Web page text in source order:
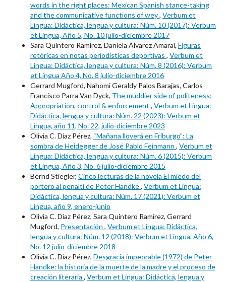
words in the right places: Mexican Spanish stance-taking
and the communicative functions of wey, Verbum et
Lingua: Didáctica, lengua y cultura: Núm. 10 (2017): Verbum
et Lingua, Año 5, No. 10 julio-diciembre 2017
Sara Quintero Ramírez, Daniela Álvarez Amaral, Figuras
retóricas en notas periodísticas deportivas , Verbum et
Lingua: Didáctica, lengua y cultura: Núm. 8 (2016): Verbum
et Lingua Año 4, No. 8 julio-diciembre 2016
Gerrard Mugford, Nahomi Geraldy Palos Barajas, Carlos
Francisco Parra Van Dyck, The muddier side of politeness:
Appropriation, control & enforcement , Verbum et Lingua:
Didáctica, lengua y cultura: Núm. 22 (2023): Verbum et
Lingua, año 11, No. 22, julio-diciembre 2023
Olivia C. Díaz Pérez, “Mañana lloverá en Friburgo”: La
sombra de Heidegger de José Pablo Feinmann , Verbum et
Lingua: Didáctica, lengua y cultura: Núm. 6 (2015): Verbum
et Lingua, Año 3, No. 6 julio-diciembre 2015
Bernd Stiegler, Cinco lecturas de la novela El miedo del
portero al penalti de Peter Handke, Verbum et Lingua:
Didáctica, lengua y cultura: Núm. 17 (2021): Verbum et
Lingua, año 9, enero-junio
Olivia C. Díaz Pérez, Sara Quintero Ramírez, Gerrard
Mugford, Presentación , Verbum et Lingua: Didáctica,
lengua y cultura: Núm. 12 (2018): Verbum et Lingua, Año 6,
No. 12 julio-diciembre 2018
Olivia C. Díaz Pérez, Desgracia impeorable (1972) de Peter
Handke: la historia de la muerte de la madre y el proceso de
creación literaria , Verbum et Lingua: Didáctica, lengua y